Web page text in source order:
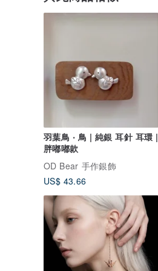
羽葉鳥 ‧ 鳥 | 純銀 耳針 耳環 |
胖嘟嘟款
OD Bear 手作銀飾
US$ 43.66